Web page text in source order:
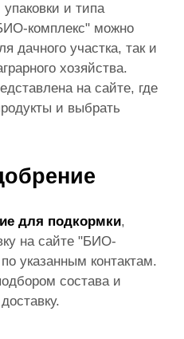
и типа
комплекс" можно
дачного участка, так и
хозяйства.
на сайте, где
и выбрать
для подкормки,
на сайте "БИО-
указанным контактам.
состава и